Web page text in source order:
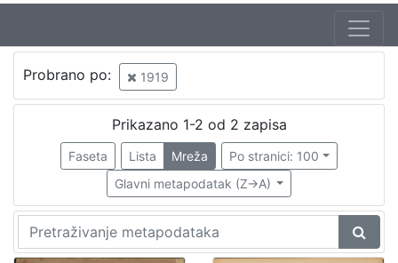
Jezik
hrvatski
Nakladnička
cjelina
Probrano po: 1919
Prikazano 1-2 od 2 zapisa
Faseta Lista Mreža
Po stranici: 100
Glavni metapodatak (Z->A)